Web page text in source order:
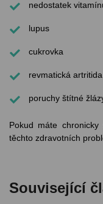
nedostatek
lupus
cukrovka
revmatická artritida
poruchy štítné
Pokud máte
těchto zdravotních
Související